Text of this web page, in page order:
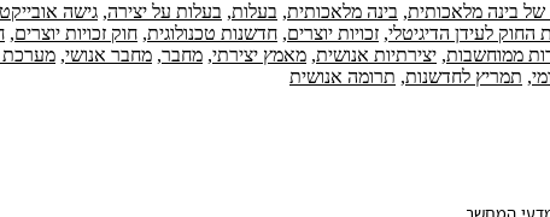
בינה מלאכותית, בינה מלאכותית, בעלות, בעלות על יצירה, גישה
לעידן הדיגיטלי, זכויות יוצרים, חדשנות טכנולוגית, חוק זכויות יוצרים,
ממוחשבות, יצירתיות אנושית, מאמץ יצירתי, מחבר, מחבר אנושי,
, תמריץ לחדשנות, תרומה אנושית